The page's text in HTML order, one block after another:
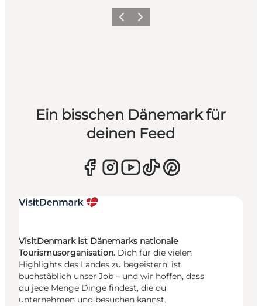
ZurückWeiter
Ein bisschen Dänemark für
deinen Feed
VisitDenmark ist Dänemarks nationale
Tourismusorganisation. Dich für die vielen
Highlights des Landes zu begeistern, ist
buchstäblich unser Job – und wir hoffen, dass
du jede Menge Dinge findest, die du
unternehmen und besuchen kannst.